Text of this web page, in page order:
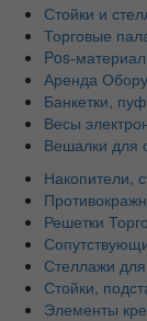
Стойки и
Торговые
Pos-
Аренда
Банкетки,
Весы
Вешалки для
Накопители,
Решетки
Стеллажи
Стойки,
Элементы